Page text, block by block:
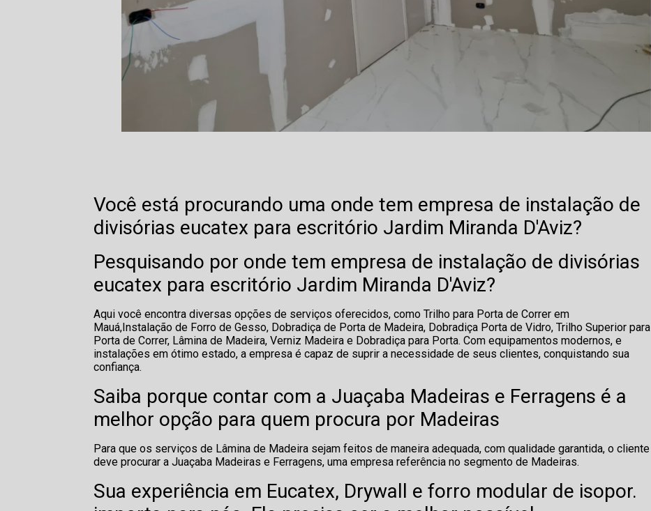
Você está procurando uma onde tem empresa de instalação de
divisórias eucatex para escritório Jardim Miranda D'Aviz?
Pesquisando por onde tem empresa de instalação de divisórias
eucatex para escritório Jardim Miranda D'Aviz?
Aqui você encontra diversas opções de serviços oferecidos, como Trilho para Porta de Correr em
Mauá,Instalação de Forro de Gesso, Dobradiça de Porta de Madeira, Dobradiça Porta de Vidro, Trilho Superior para
Porta de Correr, Lâmina de Madeira, Verniz Madeira e Dobradiça para Porta. Com equipamentos modernos, e
instalações em ótimo estado, a empresa é capaz de suprir a necessidade de seus clientes, conquistando sua
confiança.
Saiba porque contar com a Juaçaba Madeiras e Ferragens é a
melhor opção para quem procura por Madeiras
Para que os serviços de Lâmina de Madeira sejam feitos de maneira adequada, com qualidade garantida, o cliente
deve procurar a Juaçaba Madeiras e Ferragens, uma empresa referência no segmento de Madeiras.
Sua experiência em Eucatex, Drywall e forro modular de isopor.